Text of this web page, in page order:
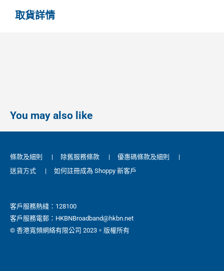
取貨詳情
You may also like
條款及細則 | 除舊服務條款 | 優惠碼條款及細則
|
送貨方式
| 如何註冊成為 Shoppy 新客戶
客戶服務熱綫：128100
客戶服務電郵：HKBNBroadband@hkbn.net
© 香港寬頻網絡有限公司 2023。版權所有